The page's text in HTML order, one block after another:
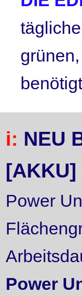
i: NEU
[AKKU]
Power
Power